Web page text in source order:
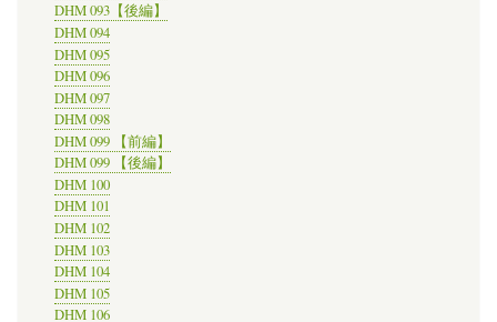
DHM 093【後編】
DHM 094
DHM 095
DHM 096
DHM 097
DHM 098
DHM 099 【前編】
DHM 099 【後編】
DHM 100
DHM 101
DHM 102
DHM 103
DHM 104
DHM 105
DHM 106